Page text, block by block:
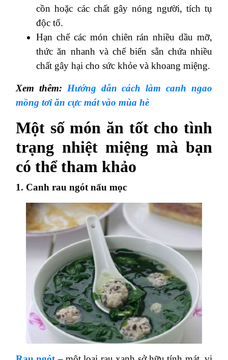
cồn hoặc các chất gây nóng người, tích tụ
độc tố.
Hạn chế các món chiên rán nhiều dầu mỡ,
thức ăn nhanh và chế biến sẵn chứa nhiều
chất gây hại cho sức khỏe và khoang miệng.
Xem thêm: Hướng dẫn cách làm canh ngao
mồng tơi ăn cực mát vào mùa hè
Một số món ăn tốt cho tình
trạng nhiệt miệng mà bạn
có thể tham khảo
1. Canh rau ngót nấu mọc